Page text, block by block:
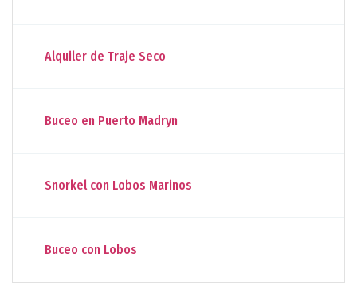
Alquiler de Traje Seco
Buceo en Puerto Madryn
Snorkel con Lobos Marinos
Buceo con Lobos